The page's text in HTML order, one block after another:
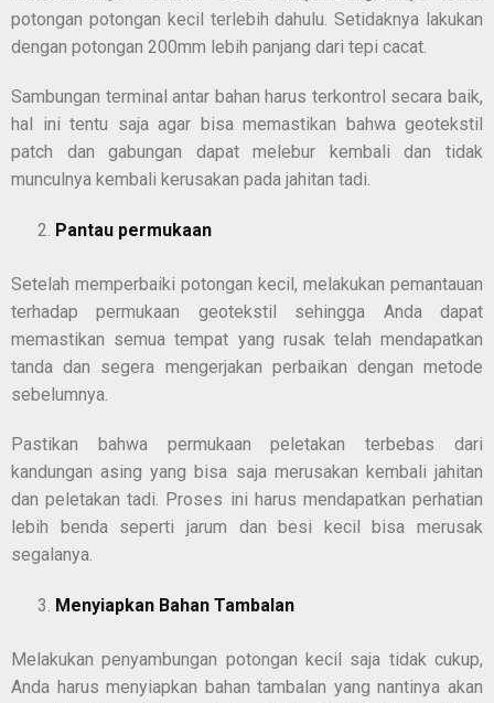
potongan potongan kecil terlebih dahulu. Setidaknya lakukan
dengan potongan 200mm lebih panjang dari tepi cacat.
Sambungan terminal antar bahan harus terkontrol secara baik,
hal ini tentu saja agar bisa memastikan bahwa geotekstil
patch dan gabungan dapat melebur kembali dan tidak
munculnya kembali kerusakan pada jahitan tadi.
Pantau permukaan
Setelah memperbaiki potongan kecil, melakukan pemantauan
terhadap permukaan geotekstil sehingga Anda dapat
memastikan semua tempat yang rusak telah mendapatkan
tanda dan segera mengerjakan perbaikan dengan metode
sebelumnya.
Pastikan bahwa permukaan peletakan terbebas dari
kandungan asing yang bisa saja merusakan kembali jahitan
dan peletakan tadi. Proses ini harus mendapatkan perhatian
lebih benda seperti jarum dan besi kecil bisa merusak
segalanya.
Menyiapkan Bahan Tambalan
Melakukan penyambungan potongan kecil saja tidak cukup,
Anda harus menyiapkan bahan tambalan yang nantinya akan